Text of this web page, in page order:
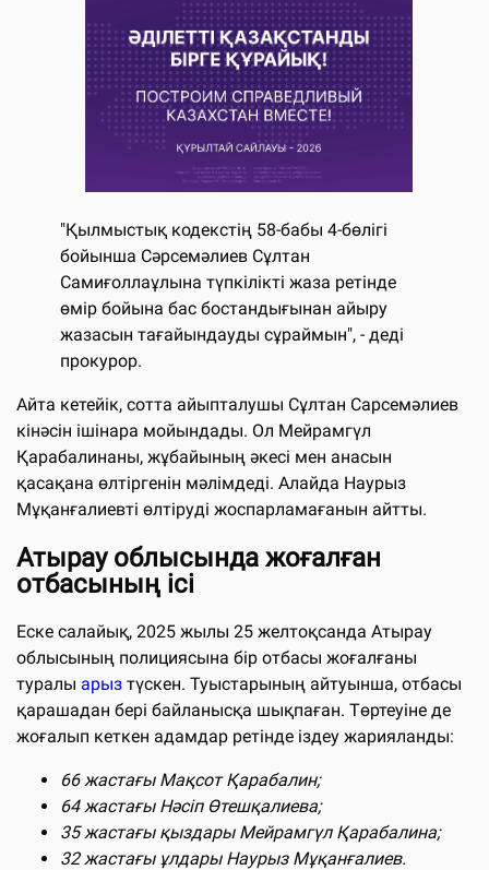
"Қылмыстық кодекстің 58-бабы 4-бөлігі
бойынша Сәрсемәлиев Сұлтан
Самиғоллаұлына түпкілікті жаза ретінде
өмір бойына бас бостандығынан айыру
жазасын тағайындауды сұраймын", - деді
прокурор.
Айта кетейік, сотта айыпталушы Сұлтан Сарсемәлиев
кінәсін ішінара мойындады. Ол Мейрамгүл
Қарабалинаны, жұбайының әкесі мен анасын
қасақана өлтіргенін мәлімдеді. Алайда Наурыз
Мұқанғалиевті өлтіруді жоспарламағанын айтты.
Атырау облысында жоғалған
отбасының ісі
Еске салайық, 2025 жылы 25 желтоқсанда Атырау
облысының полициясына бір отбасы жоғалғаны
туралы арыз түскен. Туыстарының айтуынша, отбасы
қарашадан бері байланысқа шықпаған. Төртеуіне де
жоғалып кеткен адамдар ретінде іздеу жарияланды:
66 жастағы Мақсот Қарабалин;
64 жастағы Нәсіп Өтешқалиева;
35 жастағы қыздары Мейрамгүл Қарабалина;
32 жастағы ұлдары Наурыз Мұқанғалиев.